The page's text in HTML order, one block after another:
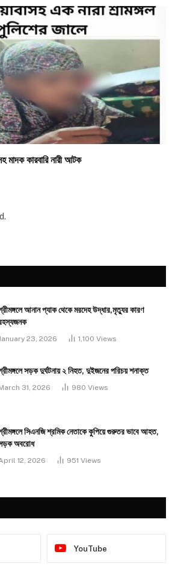
মাদক কারবারি নারী আটক
আনান প্যাক থেকে মরদেহ উদ্ধার,মৃত্যুর কারণ
23, 2026 1,100 Views
সড়ক দুর্ঘটনায় ২ নিহত, দুইজনের পরিচয় শনাক্ত
31, 2026 980 Views
সিএনজি শ্রমিক নেতাকে কুপিয়ে গুরুতর ভাবে আহত,
অবরোধ
12, 2026 951 Views
YouTube